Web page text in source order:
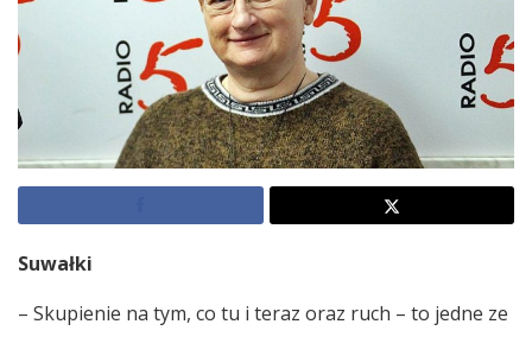
Suwałki
– Skupienie na tym, co tu i teraz oraz ruch – to jedne ze